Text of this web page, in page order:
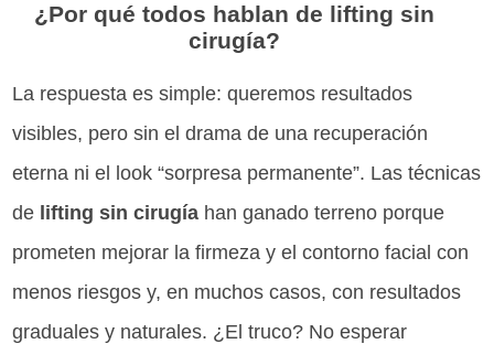
¿Por qué todos hablan de lifting sin
cirugía?
La respuesta es simple: queremos resultados
visibles, pero sin el drama de una recuperación
eterna ni el look “sorpresa permanente”. Las técnicas
de lifting sin cirugía han ganado terreno porque
prometen mejorar la firmeza y el contorno facial con
menos riesgos y, en muchos casos, con resultados
graduales y naturales. ¿El truco? No esperar